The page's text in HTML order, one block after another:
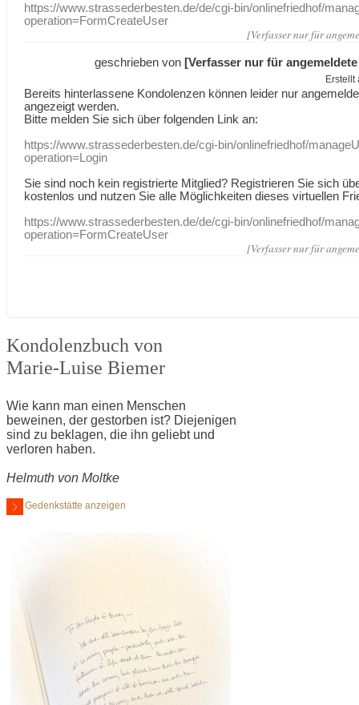
https://www.strassederbesten.de/de/cgi-bin/onlinefriedhof/
operation=FormCreateUser
[Verfasser nur für
geschrieben von [Verfasser nur für
Erstellt
Bereits hinterlassene Kondolenzen können leider nur
angezeigt werden.
Bitte melden Sie sich über folgenden Link an:
https://www.strassederbesten.de/cgi-bin/onlinefriedhof/
operation=Login
Sie sind noch kein registrierte Mitglied? Registrieren Sie sich
kostenlos und nutzen Sie alle Möglichkeiten dieses virtuellen
https://www.strassederbesten.de/de/cgi-bin/onlinefriedhof/
operation=FormCreateUser
[Verfasser nur für
Kondolenzbuch von
Marie-Luise Biemer
Wie kann man einen Menschen
beweinen, der gestorben ist? Diejenigen
sind zu beklagen, die ihn geliebt und
verloren haben.
Helmuth von Moltke
Gedenkstätte anzeigen